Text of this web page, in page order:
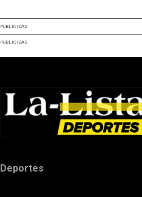
PUBLICIDAD
PUBLICIDAD
Deportes